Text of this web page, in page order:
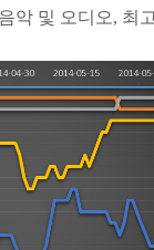
악 및 오디오, 최